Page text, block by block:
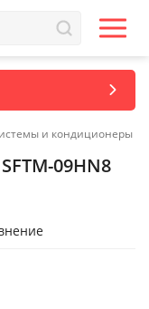
и кондиционеры
09HN8